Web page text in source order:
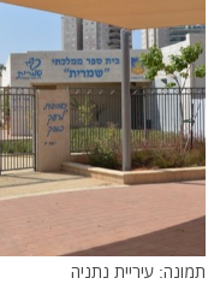
תמונה: עיריית נתניה